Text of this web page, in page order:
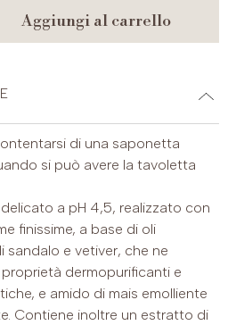
aggiungi al carrello
di una saponetta
si può avere la tavoletta
a pH 4,5, realizzato con
finissime, a base di oli
sandalo e vetiver, che ne
dermopurificanti e
e amido di mais emolliente
Contiene inoltre un estratto di